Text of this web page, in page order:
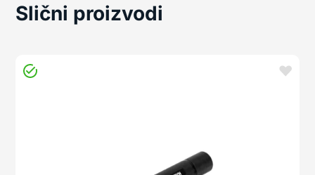
Slični proizvodi